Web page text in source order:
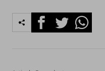
FacebookTwitterWhatsapp